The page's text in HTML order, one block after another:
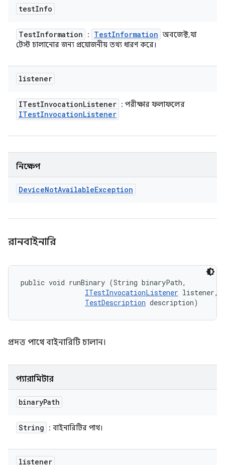
testInfo
TestInformation : TestInformation অবজেক্ট, যা
টেস্ট চালানোর জন্য প্রয়োজনীয় তথ্য ধারণ করে।
listener
ITestInvocationListener : পরীক্ষার ফলাফলের
ITestInvocationListener
নিক্ষেপ
DeviceNotAvailableException
রানবাইনারি
public void runBinary (String binaryPath,
ITestInvocationListener listener,
TestDescription description)
প্রদত্ত পাথে বাইনারিটি চালান।
প্যারামিটার
binaryPath
String : বাইনারিটির পাথ।
listener